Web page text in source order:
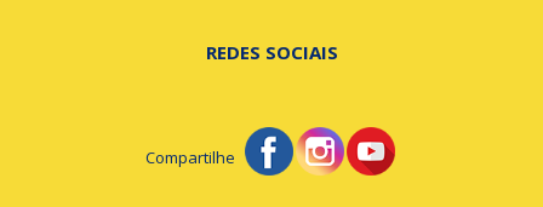
REDES SOCIAIS
Compartilhe